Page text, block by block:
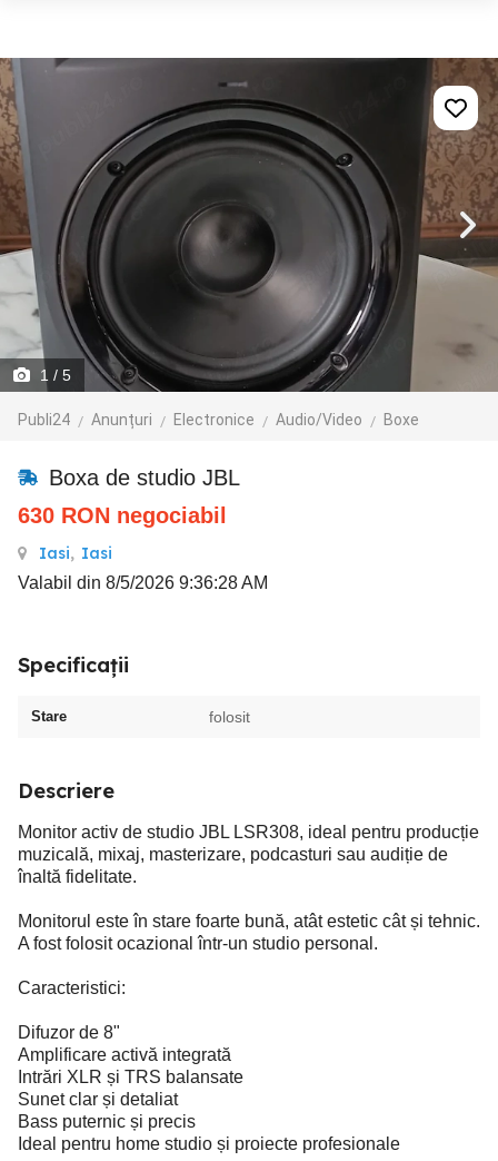
1 / 5
Publi24 Anunțuri Electronice Audio/Video Boxe
Boxa de studio JBL
630 RON negociabil
Iasi, Iasi
Valabil din 8/5/2026 9:36:28 AM
Specificații
Stare folosit
Descriere
Monitor activ de studio JBL LSR308, ideal pentru producție
muzicală, mixaj, masterizare, podcasturi sau audiție de
înaltă fidelitate.
Monitorul este în stare foarte bună, atât estetic cât și tehnic.
A fost folosit ocazional într-un studio personal.
Caracteristici:
Difuzor de 8"
Amplificare activă integrată
Intrări XLR și TRS balansate
Sunet clar și detaliat
Bass puternic și precis
Ideal pentru home studio și proiecte profesionale